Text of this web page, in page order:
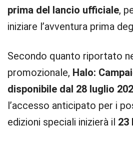
prima del lancio ufficiale,
iniziare l’avventura prima
Secondo quanto riportato
promozionale, Halo:
disponibile dal 28 luglio
l’accesso anticipato per i
edizioni speciali inizierà il 23